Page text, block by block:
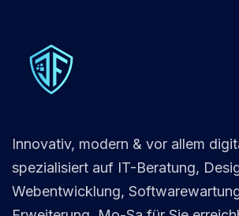
Innovativ, modern & vor allem
spezialisiert auf IT-Beratung,
Webentwicklung,